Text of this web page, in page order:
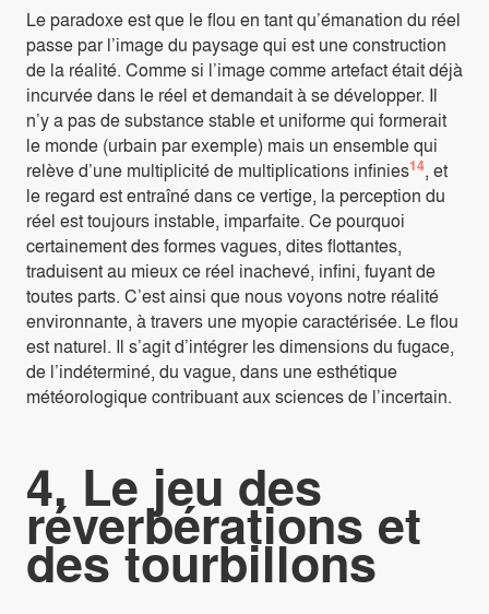
Le paradoxe est que le flou en tant qu’émanation du réel
passe par l’image du paysage qui est une construction
de la réalité. Comme si l’image comme artefact était déjà
incurvée dans le réel et demandait à se développer. Il
n’y a pas de substance stable et uniforme qui formerait
le monde (urbain par exemple) mais un ensemble qui
relève d’une multiplicité de multiplications infinies14, et
le regard est entraîné dans ce vertige, la perception du
réel est toujours instable, imparfaite. Ce pourquoi
certainement des formes vagues, dites flottantes,
traduisent au mieux ce réel inachevé, infini, fuyant de
toutes parts. C’est ainsi que nous voyons notre réalité
environnante, à travers une myopie caractérisée. Le flou
est naturel. Il s’agit d’intégrer les dimensions du fugace,
de l’indéterminé, du vague, dans une esthétique
météorologique contribuant aux sciences de l’incertain.
4. Le jeu des
réverbérations et
des tourbillons